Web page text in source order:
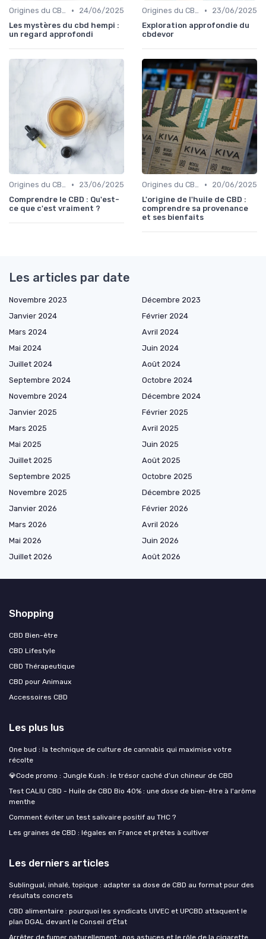
Origines du CBD •
24/06/2025
Les mystères du cbd hempi :
un regard approfondi
Origines du CBD •
23/06/2025
Exploration approfondie du
cbdevor
Origines du CBD •
23/06/2025
Comprendre le CBD : Qu'est-
ce que c'est vraiment ?
Origines du CBD •
20/06/2025
L'origine de l'huile de CBD :
comprendre sa provenance
et ses bienfaits
Les articles par date
Novembre 2023
Décembre 2023
Janvier 2024
Février 2024
Mars 2024
Avril 2024
Mai 2024
Juin 2024
Juillet 2024
Août 2024
Septembre 2024
Octobre 2024
Novembre 2024
Décembre 2024
Janvier 2025
Février 2025
Mars 2025
Avril 2025
Mai 2025
Juin 2025
Juillet 2025
Août 2025
Septembre 2025
Octobre 2025
Novembre 2025
Décembre 2025
Janvier 2026
Février 2026
Mars 2026
Avril 2026
Mai 2026
Juin 2026
Juillet 2026
Août 2026
Shopping
CBD Bien-être
CBD Lifestyle
CBD Thérapeutique
CBD pour Animaux
Accessoires CBD
Les plus lus
One bud : la technique de culture de cannabis qui maximise votre
récolte
💎Code promo : Jungle Kush : le trésor caché d’un chineur de CBD
Test CALIU CBD - Huile de CBD Bio 40% : une dose de bien-être à l'arôme
menthe
Comment éviter un test salivaire positif au THC ?
Les graines de CBD : légales en France et prêtes à cultiver
Les derniers articles
Sublingual, inhalé, topique : adapter sa dose de CBD au format pour des
résultats concrets
CBD alimentaire : pourquoi les syndicats UIVEC et UPCBD attaquent le
plan DGAL devant le Conseil d'État
Arrêter de fumer naturellement : nos astuces et le rôle de la cigarette